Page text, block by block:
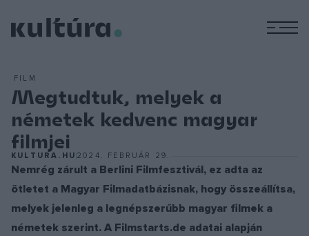
FILM
Megtudtuk, melyek a
németek kedvenc magyar
filmjei
KULTURA.HU 2024. FEBRUÁR 29.
Nemrég zárult a Berlini Filmfesztivál, ez adta az
ötletet a Magyar Filmadatbázisnak, hogy összeállítsa,
melyek jelenleg a legnépszerűbb magyar filmek a
németek szerint. A Filmstarts.de adatai alapján